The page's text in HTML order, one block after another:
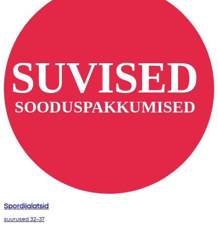
Spordijalatsid
suurused 32–37